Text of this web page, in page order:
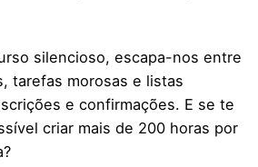
silencioso, escapa-nos entre
tarefas morosas e listas
e confirmações. E se te
criar mais de 200 horas por